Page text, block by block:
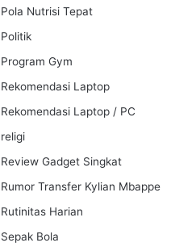
Pola Nutrisi Tepat
Politik
Program Gym
Rekomendasi Laptop
Rekomendasi Laptop / PC
religi
Review Gadget Singkat
Rumor Transfer Kylian Mbappe
Rutinitas Harian
Sepak Bola